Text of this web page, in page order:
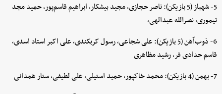
5- شهباز (5 بازیکن): ناصر حجازی، مجید بیشکار، ابراهیم قاسم‌پور، حمید مجد
تیموری، نصرالله عبدالهی،
6- ذوب‌آهن (5 بازیکن): علی شجاعی، رسول کربکندی، علی اکبر استاد اسدی،
قاسم حدادی فر، رشید مظاهری
7- بهمن (4 بازیکن): محمد خاکپور، حمید استیلی، علی لطیفی، ستار همدانی